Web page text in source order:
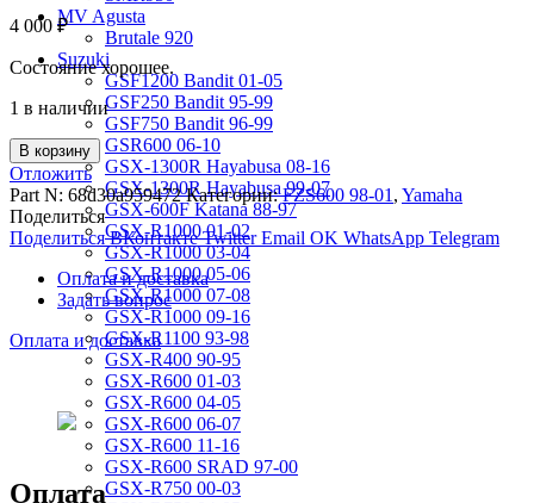
MV Agusta
Brutale 920
Suzuki
GSF1200 Bandit 01-05
GSF250 Bandit 95-99
GSF750 Bandit 96-99
GSR600 06-10
GSX-1300R Hayabusa 08-16
GSX-1300R Hayabusa 99-07
GSX-600F Katana 88-97
GSX-R1000 01-02
GSX-R1000 03-04
GSX-R1000 05-06
GSX-R1000 07-08
GSX-R1000 09-16
GSX-R1100 93-98
GSX-R400 90-95
GSX-R600 01-03
GSX-R600 04-05
GSX-R600 06-07
GSX-R600 11-16
GSX-R600 SRAD 97-00
GSX-R750 00-03
4 000 ₽
Состояние хорошее.
1 в наличии
В корзину
Отложить
Part N: 68d30a959472 Категории:FZS600 98-01 , Yamaha
Поделиться
Поделиться ВКонтакте Twitter Email OK WhatsApp Telegram
Оплата и доставка
Задать вопрос
Оплата и доставка
Оплата